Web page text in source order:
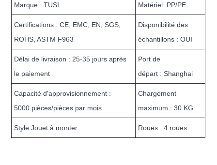
Marque : TUSI Matériel: PP/PE
Certifications : CE, EMC, EN, SGS,
ROHS, ASTM F963
Disponibilité des
échantillons : OUI
Délai de livraison : 25-35 jours après
le paiement
Port de
départ : Shanghai
Capacité d'approvisionnement :
5000 pièces/pièces par mois
Chargement
maximum : 30 KG
Style:Jouet à monter Roues : 4 roues